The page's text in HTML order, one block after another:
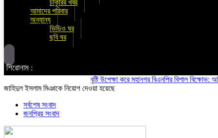
চাকুরির খবর
আমাদের পরিবার
অন্যান্য
ভিডিও ঘর
ছবি ঘর
শিরোনাম :
বৃষ্টি উপেক্ষা করে মহানগর বিএনপির বিশাল বিক্ষোভ:
জাহিদুল ইসলাম মিঞাকে নিয়োগ দেওয়া হয়েছে
সর্বশেষ সংবাদ
জনপ্রিয় সংবাদ